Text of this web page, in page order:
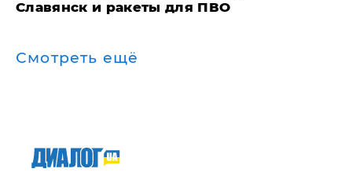
Славянск и ракеты для ПВО
Смотреть ещё